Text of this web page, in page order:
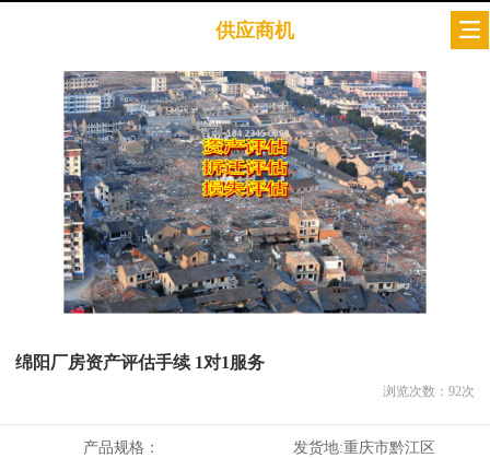
供应商机
绵阳厂房资产评估手续 1对1服务
浏览次数： 92次
产品规格： 发货地:重庆市黔江区